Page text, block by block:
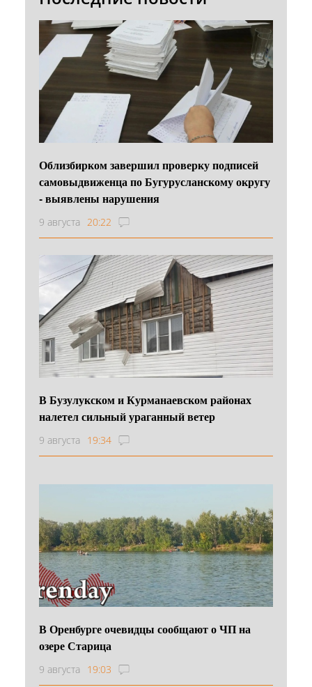
Облизбирком завершил проверку подписей
самовыдвиженца по Бугурусланскому округу
- выявлены нарушения
9 августа 20:22
В Бузулукском и Курманаевском районах
налетел сильный ураганный ветер
9 августа 19:34
В Оренбурге очевидцы сообщают о ЧП на
озере Старица
9 августа 19:03